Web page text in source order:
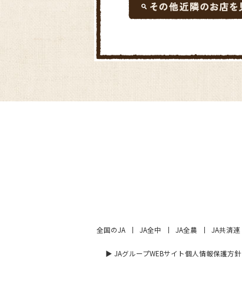
全国のJA JA全中 JA全農 JA共済連
▶︎ JAグループWEBサイト個人情報保護方針